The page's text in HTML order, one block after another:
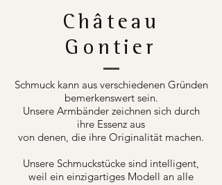
Château
Gontier
Schmuck kann aus verschiedenen Gründen
bemerkenswert sein.
Unsere Armbänder zeichnen sich durch
ihre Essenz aus
von denen, die ihre Originalität machen.
Unsere Schmuckstücke sind intelligent,
weil ein einzigartiges Modell an alle